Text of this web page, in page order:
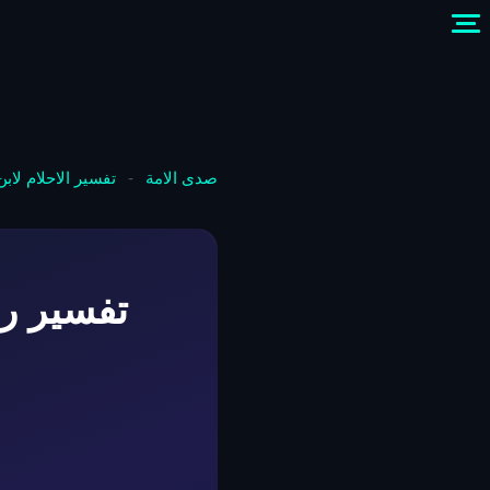
صدى الامة - تفسير الاحلام
تفسير